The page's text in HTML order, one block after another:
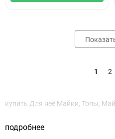
1 2
купить Для неё Майки, Топы,
подробнее